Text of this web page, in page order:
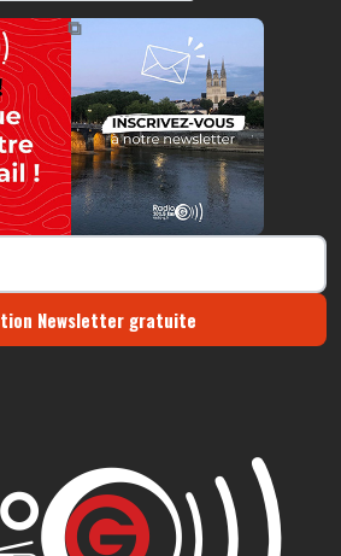
https://radio-g.fr?r172
⧉
Newsletter gratuite